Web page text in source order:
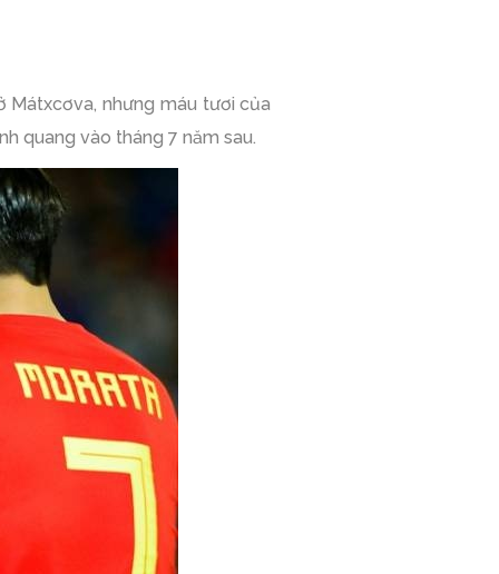
Mátxcơva, nhưng máu tươi của
quang vào tháng 7 năm sau.